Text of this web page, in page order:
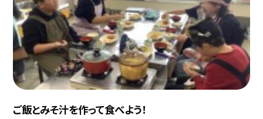
ご飯とみそ汁を作って食べよう！